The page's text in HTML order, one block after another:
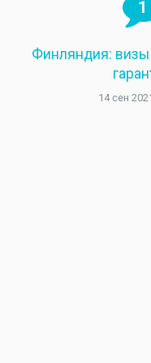
1
Финляндия:
14 сен